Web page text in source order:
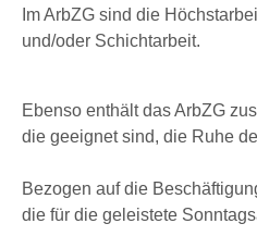
Im ArbZG sind die
und/oder Schichtarbeit.
Ebenso enthält das ArbZG
die geeignet sind, die Ruhe
Bezogen auf die
die für die geleistete